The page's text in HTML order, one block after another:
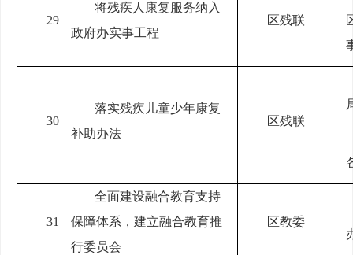
29
将残疾人康复服务纳入
政府办实事工程
区残联
30
落实残疾儿童少年康复
补助办法
区残联
31
全面建设融合教育支持
保障体系，建立融合教育推
行委员会
区教委